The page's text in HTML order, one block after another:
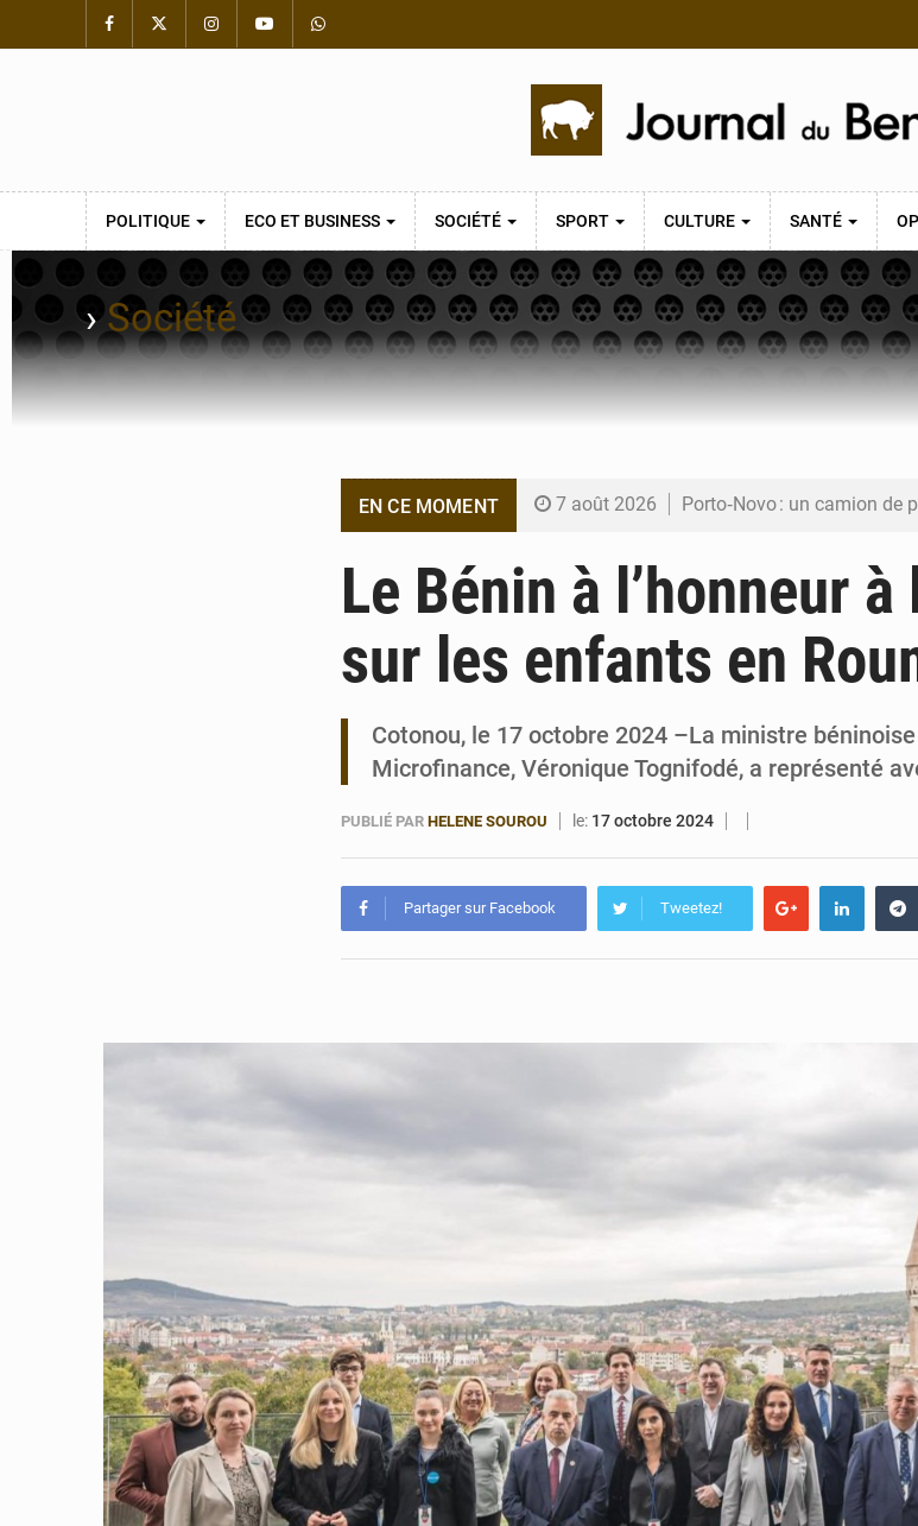
POLITIQUE ECO ET BUSINESS SOCIÉTÉ SPORT CULTURE SANTÉ
›Société
EN CE MOMENT 7 août 2026 Porto‑Novo : un camion de
6 août 2026 Bénin : Djogbénou inspecte
6 août 2026 Bénin et Canada scellent
Le Bénin à l’honneur
sur les enfants en
Cotonou, le 17 octobre 2024 –La ministre
Microfinance, Véronique Tognifodé, a représenté
PUBLIÉ PAR HELENE SOUROU le: 17 octobre 2024
Partager sur Facebook Tweetez!